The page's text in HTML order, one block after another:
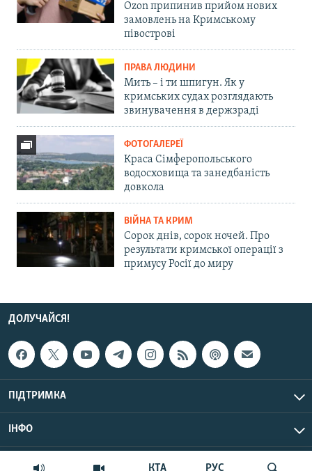
КТА РУС
Ozon припинив прийом нових
замовлень на Кримському
півострові
ПРАВА ЛЮДИНИ
Мить – і ти шпигун. Як у
кримських судах розглядають
звинувачення в держзраді
ФОТОГАЛЕРЕЇ
Краса Сімферопольського
водосховища та занедбаність
довкола
ВІЙНА ТА КРИМ
Сорок днів, сорок ночей. Про
результати кримської операції з
примусу Росії до миру
ДОЛУЧАЙСЯ!
ПІДТРИМКА
ІНФО
© Крим.Реалії, 2026 | Усі права застережено.